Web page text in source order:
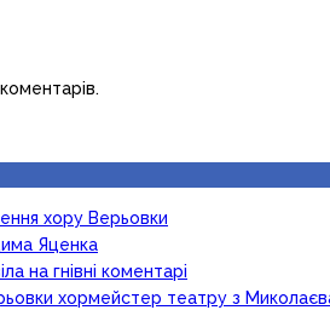
хору Верьовки
Яценка
на гнівні коментарі
хормейстер театру з